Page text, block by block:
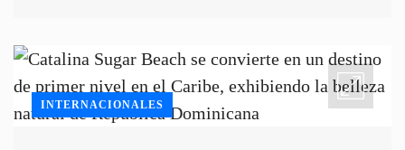
INTERNACIONALES